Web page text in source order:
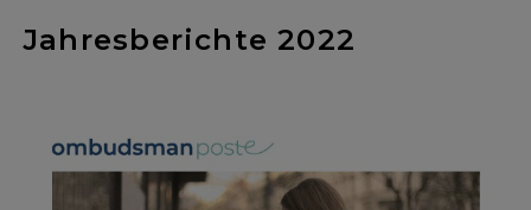
Jahresberichte 2022